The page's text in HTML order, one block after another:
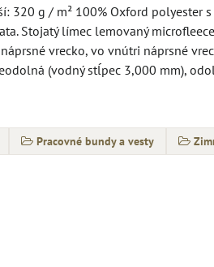
320 g / m² 100% Oxford polyester
Stojatý límec lemovaný
vrecko, vo vnútri náprsné
(vodný stĺpec 3,000 mm),
Pracovné bundy a vesty